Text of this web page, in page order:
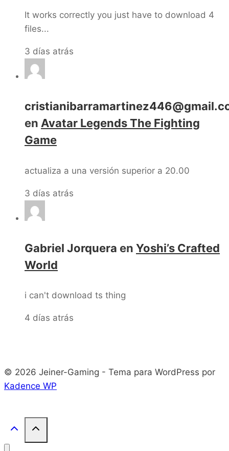
It works correctly you just have to download 4
files...
3 días atrás
en Avatar Legends The Fighting
Game
actualiza a una versión superior a 20.00
3 días atrás
Gabriel Jorquera en Yoshi’s Crafted
World
i can't download ts thing
4 días atrás
© 2026 Jeiner-Gaming - Tema para WordPress por
Kadence WP